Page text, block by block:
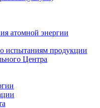
атомной энергии
испытаниям продукции
Центра